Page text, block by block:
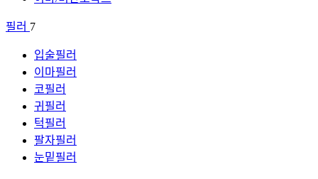
필러 7
입술필러
이마필러
코필러
귀필러
턱필러
팔자필러
눈밑필러